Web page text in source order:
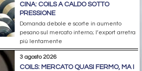
CINA: COILS A CALDO SOTTO
PRESSIONE
Domanda debole e scorte in aumento
pesano sul mercato interno; l’export arretra
più lentamente
3 agosto 2026
COILS: MERCATO QUASI FERMO, MA I